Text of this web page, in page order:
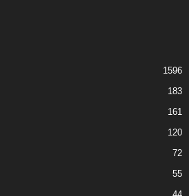
1596
183
161
120
72
55